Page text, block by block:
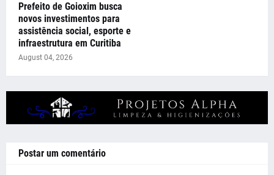
Prefeito de Goioxim busca
novos investimentos para
assistência social, esporte e
infraestrutura em Curitiba
August 04, 2026
Postar um comentário